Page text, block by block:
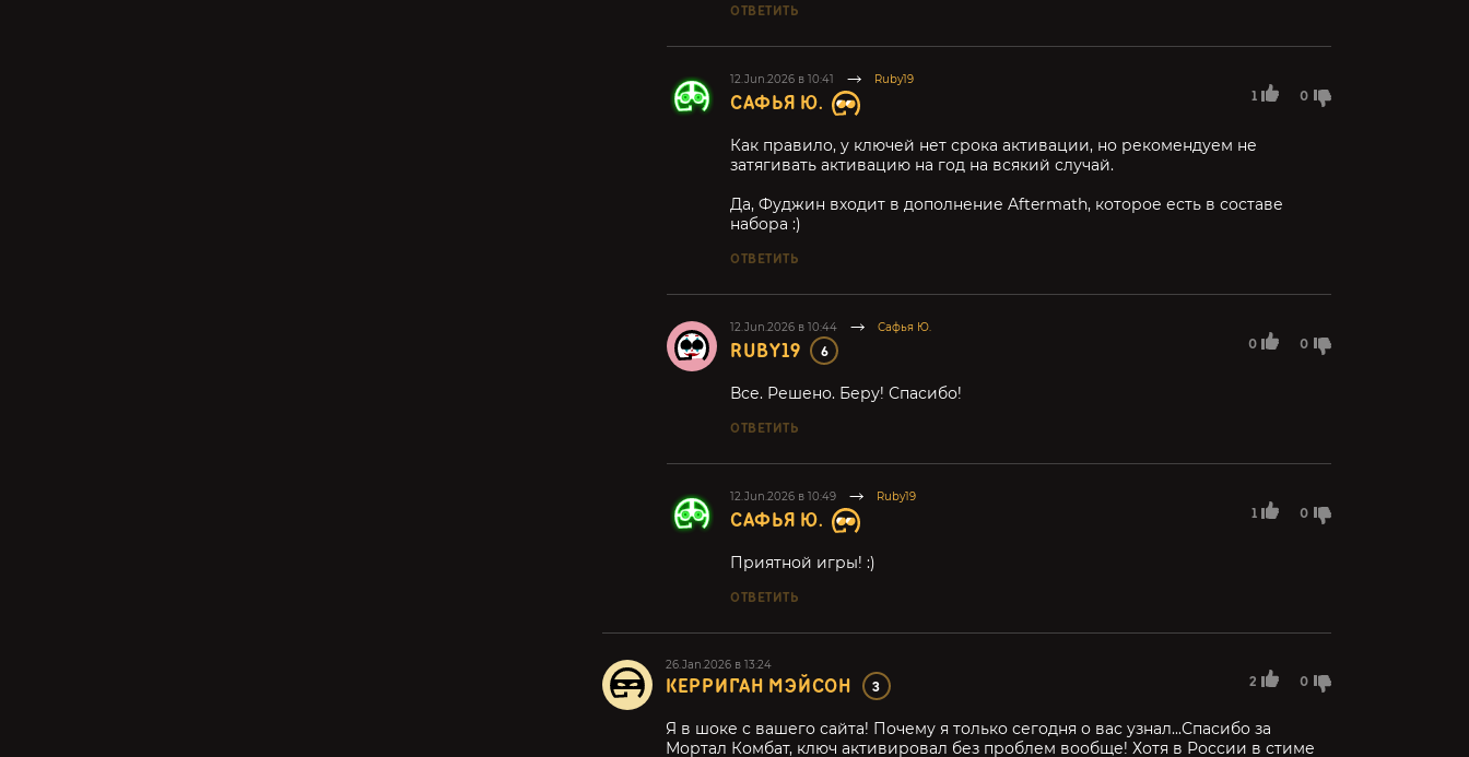
ОТВЕТИТЬ
12.Jun.2026 в 10:41 Ruby19
САФЬЯ Ю. 1 0
Как правило, у ключей нет срока активации, но рекомендуем не
затягивать активацию на год на всякий случай.
Да, Фуджин входит в дополнение Aftermath, которое есть в составе
набора :)
ОТВЕТИТЬ
12.Jun.2026 в 10:44 Сафья Ю.
RUBY19 6 0 0
Все. Решено. Беру! Спасибо!
ОТВЕТИТЬ
12.Jun.2026 в 10:49 Ruby19
САФЬЯ Ю. 1 0
Приятной игры! :)
ОТВЕТИТЬ
26.Jan.2026 в 13:24
КЕРРИГАН МЭЙСОН 3 2 0
Я в шоке с вашего сайта! Почему я только сегодня о вас узнал...Спасибо за
Мортал Комбат, ключ активировал без проблем вообще! Хотя в России в стиме